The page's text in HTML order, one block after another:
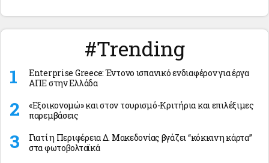
#Trending
Enterprise Greece: Έντονο ισπανικό ενδιαφέρον για έργα
ΑΠΕ στην Ελλάδα
«Εξοικονομώ» και στον τουρισμό-Κριτήρια και επιλέξιμες
παρεμβάσεις
Γιατί η Περιφέρεια Δ. Μακεδονίας βγάζει “κόκκινη κάρτα”
στα φωτοβολταϊκά